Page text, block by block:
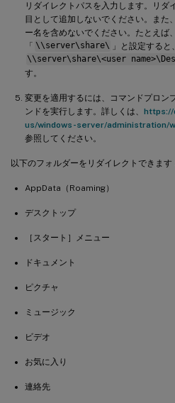
リダイレクトパスを入力します。リ
目として追加しないでください。また
ー名を含めないでください。たとえば、
「 \\server\share\ 」と設定する
\\server\share\<user
す。
変更を適用するには、コマンドプロン
ンドを実行します。詳しくは、 https://
us/windows-server/administration/
参照してください。
以下のフォルダーをリダイレクトできます
AppData（Roaming）
デスクトップ
［スタート］メニュー
ドキュメント
ピクチャ
ミュージック
ビデオ
お気に入り
連絡先